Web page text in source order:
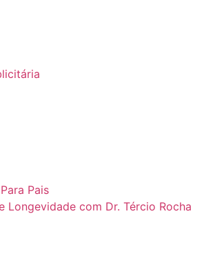
Pais
Longevidade com Dr. Tércio Rocha